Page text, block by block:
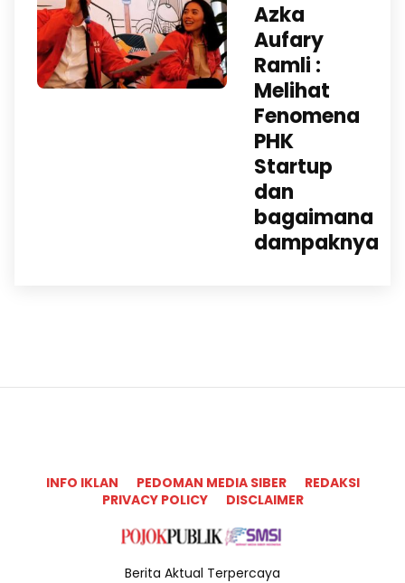
Azka
Aufary
Ramli :
Melihat
Fenomena
PHK
Startup
dan
bagaimana
dampaknya
INFO IKLAN PEDOMAN MEDIA SIBER
REDAKSI
PRIVACY POLICY
DISCLAIMER
Berita Aktual Terpercaya